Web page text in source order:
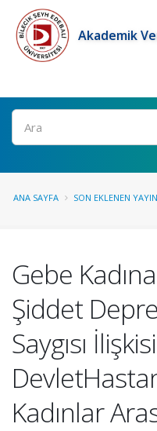
Akademik
Ara
ANA SAYFA SON EKLENEN
Gebe
Şiddet
Saygısı
Kadınlar